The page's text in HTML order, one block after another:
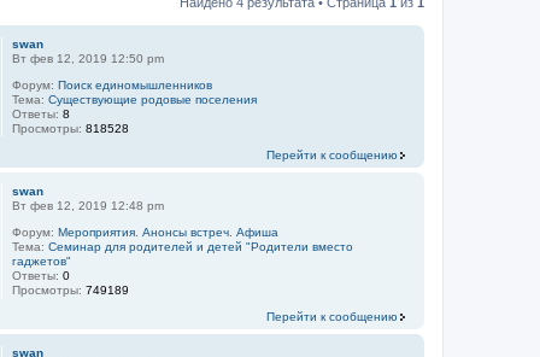
swan
Вт фев 12, 2019 12:50 pm
Форум:Поиск единомышленников
Тема:Существующие родовые поселения
Ответы:8
Просмотры:818528
Перейти к сообщению
swan
Вт фев 12, 2019 12:48 pm
Форум:Мероприятия. Анонсы встреч. Афиша
Тема:Семинар для родителей и детей "Родители вместо
гаджетов"
Ответы:0
Просмотры:749189
Перейти к сообщению
swan